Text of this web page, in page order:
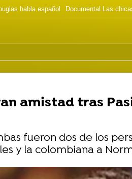
habla español Documental Las
amistad tras
fueron dos de los
y la colombiana a